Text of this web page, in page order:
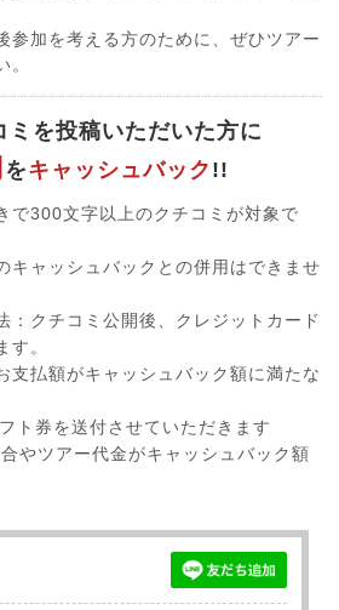
参加を考える方のために、ぜひツアー
。
ミを投稿いただいた方に
をキャッシュバック !!
で300文字以上のクチコミが対象で
キャッシュバックとの併用はできませ
クチコミ公開後、クレジットカード
す。
支払額がキャッシュバック額に満たな
ト券を送付させていただきます
やツアー代金がキャッシュバック額